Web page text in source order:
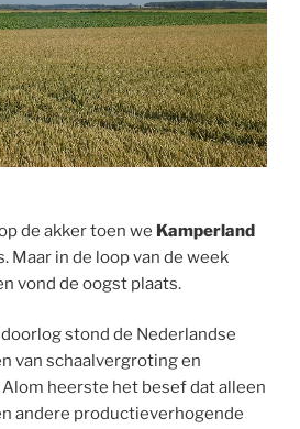
de akker toen we Kamperland
Maar in de loop van de week
vond de oogst plaats.
stond de Nederlandse
van schaalvergroting en
heerste het besef dat alleen
andere productieverhogende